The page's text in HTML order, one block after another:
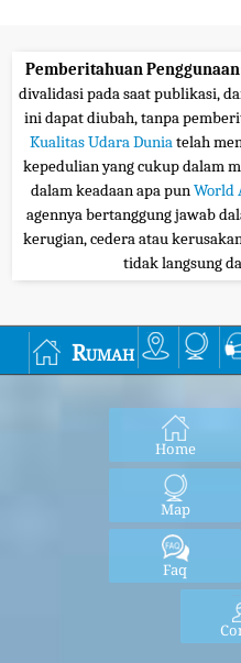
Pemberitahuan Penggunaan
divalidasi pada saat publikasi,
ini dapat diubah, tanpa
Kualitas Udara Duniatelah
kepedulian yang cukup dalam
dalam keadaan apa punWorld
agennya bertanggung jawab
kerugian, cedera atau
tidak langsung
Rumah
Home
Map
Faq